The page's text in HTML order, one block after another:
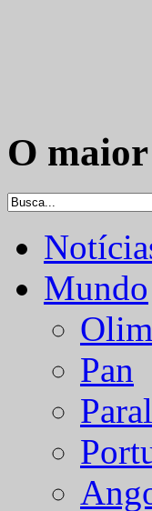
O
Mundo
Pan